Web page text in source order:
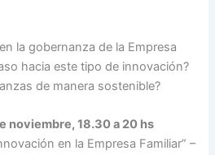
la gobernanza de la Empresa
hacia este tipo de innovación?
de manera sostenible?
noviembre, 18.30 a 20 hs
en la Empresa Familiar” –